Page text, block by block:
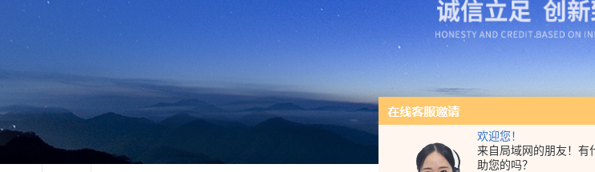
欢迎您！
来自局域网的朋友！有
助您的吗？